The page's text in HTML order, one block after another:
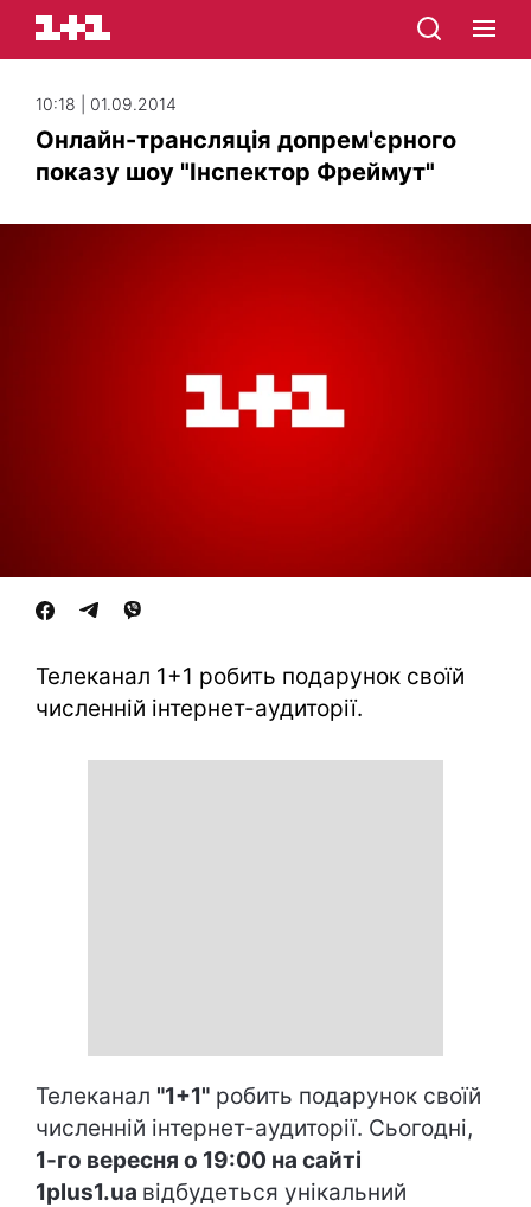
10:18 | 01.09.2014
Онлайн-трансляція допрем'єрного
показу шоу "Інспектор Фреймут"
Телеканал 1+1 робить подарунок своїй
численній інтернет-аудиторії.
Телеканал "1+1" робить подарунок своїй
численній інтернет-аудиторії. Сьогодні,
1-го вересня о 19:00 на сайті
1plus1.ua відбудеться унікальний